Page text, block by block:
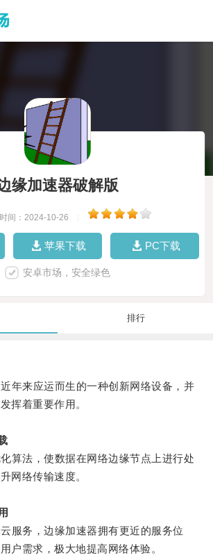
缘加速器破解版
时间：2024-10-26
苹果下载 PC下载
安卓市场，安全绿色
排行
来应运而生的一种创新网络设备，并
挥着重要作用。
法，使数据在网络边缘节点上进行处
网络传输速度。
务，边缘加速器拥有更近的服务位
户需求，极大地提高网络体验。